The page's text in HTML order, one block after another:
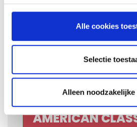
Alle cookies
Selectie
Alleen
VRIJ
23
GRILL
ZAT
24
GRILL ACADEMY:
AMERICAN